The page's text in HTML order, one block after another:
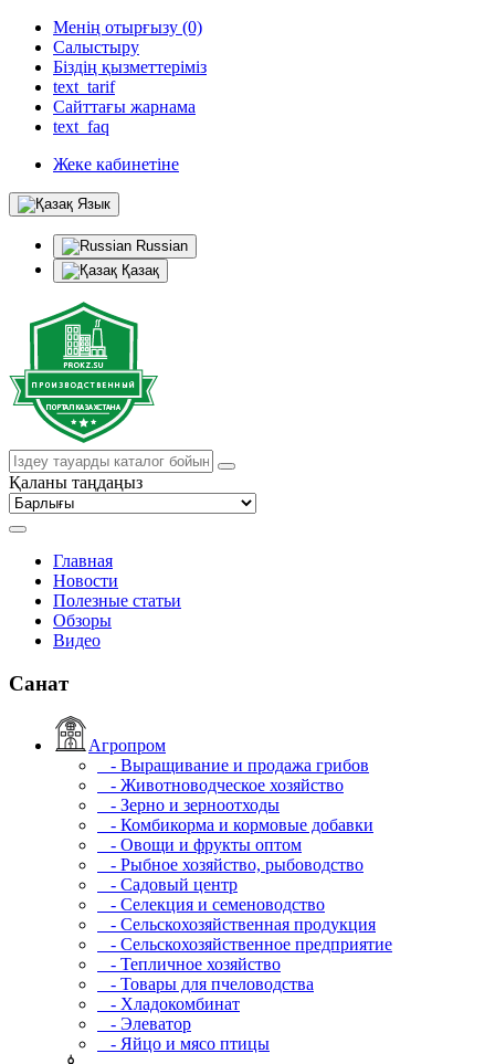
Менің отырғызу (0)
Салыстыру
Біздің қызметтеріміз
text_tarif
Сайттағы жарнама
text_faq
Жеке кабинетіне
Язык
Russian
Қазақ
Қаланы таңдаңыз
Главная
Новости
Полезные статьи
Обзоры
Видео
Санат
Агропром
- Выращивание и продажа грибов
- Животноводческое хозяйство
- Зерно и зерноотходы
- Комбикорма и кормовые добавки
- Овощи и фрукты оптом
- Рыбное хозяйство, рыбоводство
- Садовый центр
- Селекция и семеноводство
- Сельскохозяйственная продукция
- Сельскохозяйственное предприятие
- Тепличное хозяйство
- Товары для пчеловодства
- Хладокомбинат
- Элеватор
- Яйцо и мясо птицы